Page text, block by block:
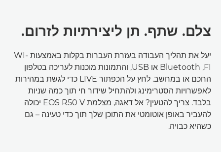
צלם. שתף. תן ליצירתיות לזרום.
יעל את תהליך העבודה בעזרת העברות בקלות באמצעות WI-
FI,‏ Bluetooth או USB, והתמונות מוכנות לעריכה בטלפון
החכם או במחשב. לחץ על הכפתור LIVE כדי לגשת במהירות
לאפשרויות הסטרימינג ולהתחיל שידור חי תוך כמה שניות
בלבד. צריך להטעין? אל דאגה, מצלמת EOS R50 V יכולה
להעביר באופן אוטומטי את התוכן שלך תוך כדי טעינה – גם
כשהיא כבויה.